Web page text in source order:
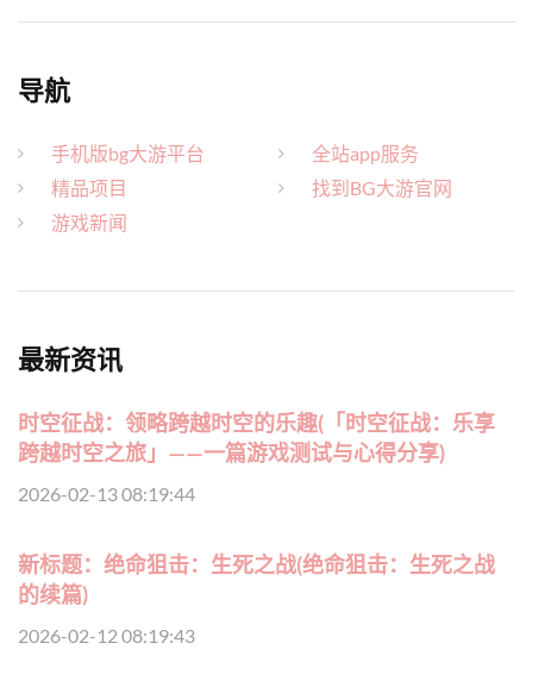
导航
手机版bg大游平台
精品项目
游戏新闻
全站app服务
找到BG大游官网
最新资讯
时空征战：领略跨越时空的乐趣(「时空征战：乐享
跨越时空之旅」——一篇游戏测试与心得分享)
2026-02-13 08:19:44
新标题：绝命狙击：生死之战(绝命狙击：生死之战
的续篇)
2026-02-12 08:19:43